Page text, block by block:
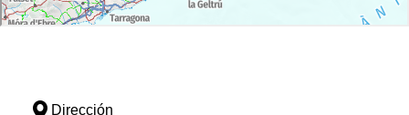
Dirección